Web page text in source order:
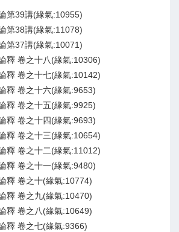
第39講(緣氣:10955)
第38講(緣氣:11078)
第37講(緣氣:10071)
釋 卷之十八(緣氣:10306)
釋 卷之十七(緣氣:10142)
釋 卷之十六(緣氣:9653)
釋 卷之十五(緣氣:9925)
釋 卷之十四(緣氣:9693)
釋 卷之十三(緣氣:10654)
釋 卷之十二(緣氣:11012)
釋 卷之十一(緣氣:9480)
釋 卷之十(緣氣:10774)
釋 卷之九(緣氣:10470)
釋 卷之八(緣氣:10649)
釋 卷之七(緣氣:9366)